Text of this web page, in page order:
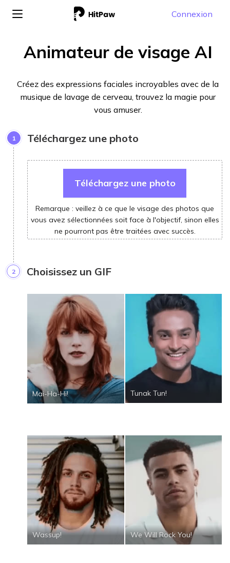
Connexion
Animateur de visage AI
Créez des expressions faciales incroyables avec de la
musique de lavage de cerveau, trouvez la magie pour
vous amuser.
1 Téléchargez une photo
Téléchargez une photo
Remarque : veillez à ce que le visage des photos que
vous avez sélectionnées soit face à l'objectif, sinon elles
ne pourront pas être traitées avec succès.
2 Choisissez un GIF
Mai-Ha-Hi! Tunak Tun!
Wassup! We Will Rock You!